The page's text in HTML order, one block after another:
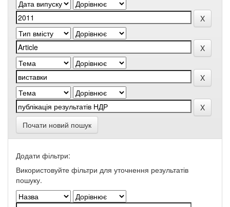
Почати новий пошук
Додати фільтри:
Використовуйте фільтри для уточнення результатів
пошуку.